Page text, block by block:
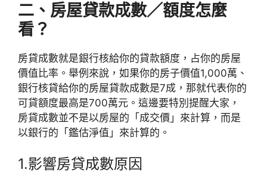
二、房屋貸款成數／額度怎麼
看？
房貸成數就是銀行核給你的貸款額度，占你的房屋
價值比率。舉例來說，如果你的房子價值1,000萬、
銀行核貸給你的房屋貸款成數是7成，那就代表你的
可貸額度最高是700萬元。這邊要特別提醒大家，
房貸成數並不是以房屋的「成交價」來計算，而是
以銀行的「鑑估淨值」來計算的。
1.影響房貸成數原因